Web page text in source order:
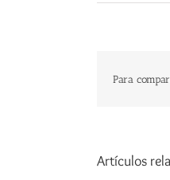
Para
Artículos